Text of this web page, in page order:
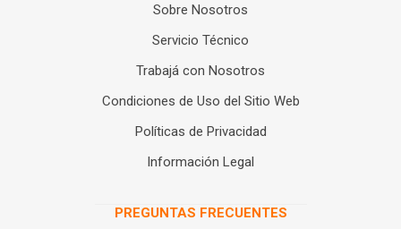
Sobre Nosotros
Servicio Técnico
Trabajá con Nosotros
Condiciones de Uso del Sitio Web
Políticas de Privacidad
Información Legal
PREGUNTAS FRECUENTES